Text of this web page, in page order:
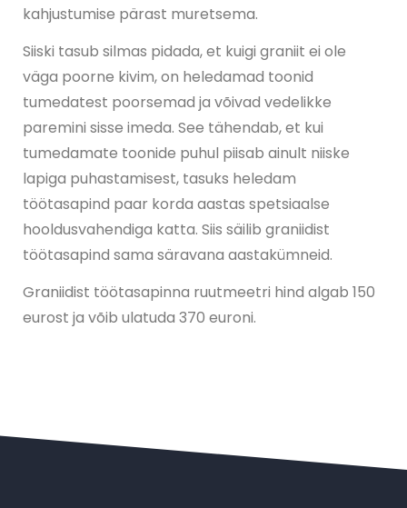
kahjustumise pärast muretsema.
Siiski tasub silmas pidada, et kuigi graniit ei ole
väga poorne kivim, on heledamad toonid
tumedatest poorsemad ja võivad vedelikke
paremini sisse imeda. See tähendab, et kui
tumedamate toonide puhul piisab ainult niiske
lapiga puhastamisest, tasuks heledam
töötasapind paar korda aastas spetsiaalse
hooldusvahendiga katta. Siis säilib graniidist
töötasapind sama säravana aastakümneid.
Graniidist töötasapinna ruutmeetri hind algab 150
eurost ja võib ulatuda 370 euroni.